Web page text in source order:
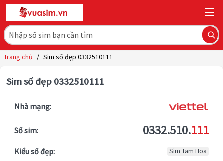
Trang chủ / Sim số đẹp 0332510111
Sim số đẹp 0332510111
Nhà mạng:
Số sim: 0332.510.111
Kiểu số đẹp: Sim Tam Hoa